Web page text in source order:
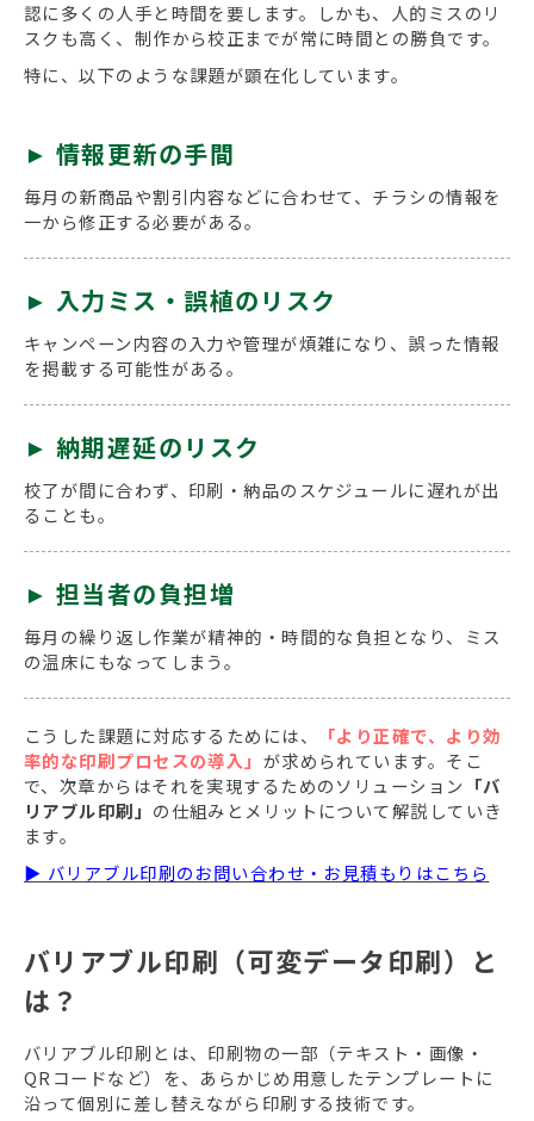
認に多くの人手と時間を要します。しかも、人的ミスのリ
スクも高く、制作から校正までが常に時間との勝負です。
特に、以下のような課題が顕在化しています。
► 情報更新の手間
毎月の新商品や割引内容などに合わせて、チラシの情報を
一から修正する必要がある。
► 入力ミス・誤植のリスク
キャンペーン内容の入力や管理が煩雑になり、誤った情報
を掲載する可能性がある。
► 納期遅延のリスク
校了が間に合わず、印刷・納品のスケジュールに遅れが出
ることも。
► 担当者の負担増
毎月の繰り返し作業が精神的・時間的な負担となり、ミス
の温床にもなってしまう。
こうした課題に対応するためには、
「より正確で、より効
率的な印刷プロセスの導入」 が求められています。そこ
で、次章からはそれを実現するためのソリューション 「バ
リアブル印刷」 の仕組みとメリットについて解説していき
ます。
▶ バリアブル印刷のお問い合わせ・お見積もりはこちら
バリアブル印刷（可変データ印刷）と
は？
バリアブル印刷とは、印刷物の一部（テキスト・画像・
QRコードなど）を、あらかじめ用意したテンプレートに
沿って個別に差し替えながら印刷する技術です。